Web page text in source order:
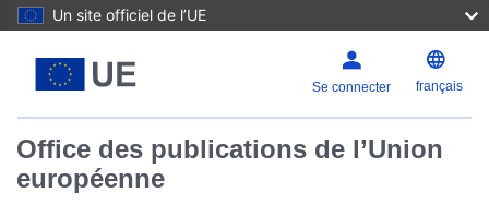
Un site officiel de l’UE
Se connecter français
Office des publications de l’Union
européenne